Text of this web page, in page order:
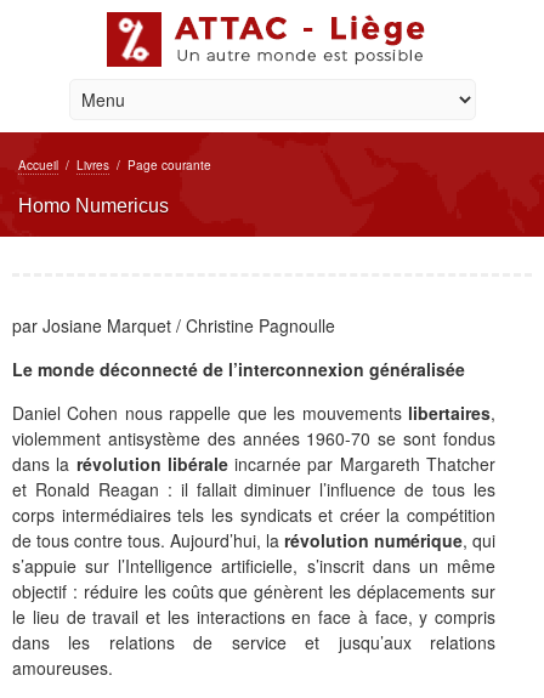
Accueil / Livres / Page courante
Homo Numericus
par Josiane Marquet / Christine Pagnoulle
Le monde déconnecté de l’interconnexion généralisée
Daniel Cohen nous rappelle que les mouvements libertaires,
violemment antisystème des années 1960-70 se sont fondus
dans la révolution libéraleincarnée par Margareth Thatcher
et Ronald Reagan : il fallait diminuer l’influence de tous les
corps intermédiaires tels les syndicats et créer la compétition
de tous contre tous. Aujourd’hui, la révolution numérique, qui
s’appuie sur l’Intelligence artificielle, s’inscrit dans un même
objectif : réduire les coûts que génèrent les déplacements sur
le lieu de travail et les interactions en face à face, y compris
dans les relations de service et jusqu’aux relations
amoureuses.